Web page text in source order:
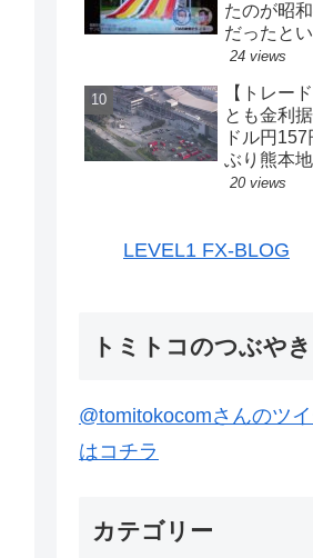
たのが昭
だったと
山崎くん」
24 views
【トレー
とも金利
ドル円
ぶり熊本
27日-31日
20 views
LEVEL1 FX-BLOG
トミトコのつぶやき
@tomitokocomさんのツイ
はコチラ
カテゴリー